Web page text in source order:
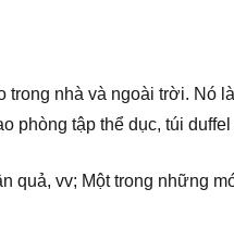
nhà và ngoài trời. Nó
tập thể dục, túi
quả, vv; Một trong những